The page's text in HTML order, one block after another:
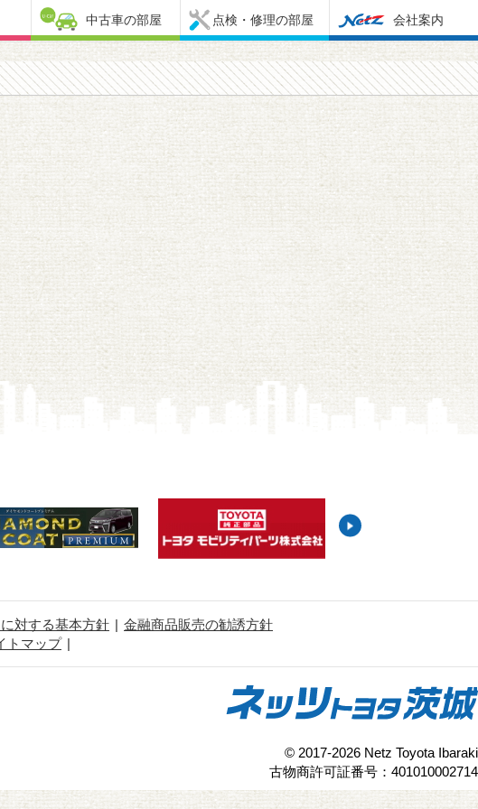
中古車の部屋 点検・修理の部屋 会社案内
対する基本方針
金融商品販売の勧誘方針
トマップ
© 2017-2026 Netz Toyota Ibaraki
古物商許可証番号：401010002714